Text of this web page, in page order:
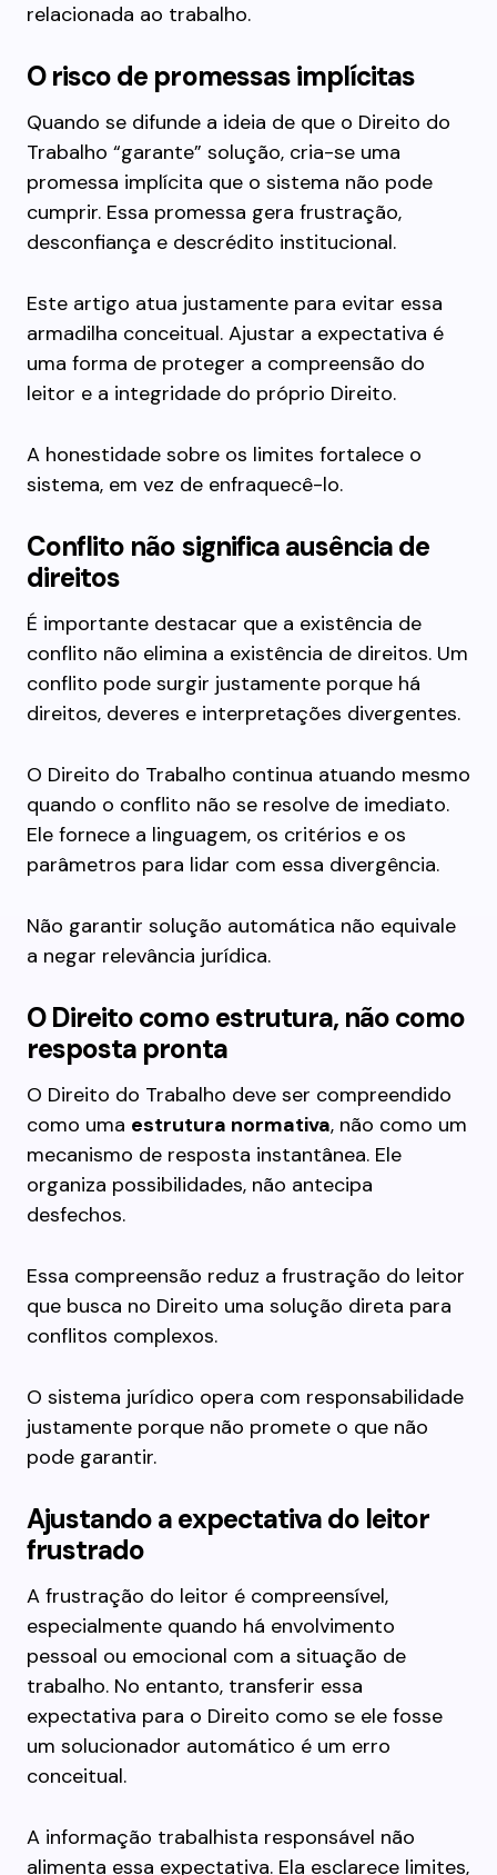
relacionada ao trabalho.
O risco de promessas implícitas
Quando se difunde a ideia de que o Direito do
Trabalho “garante” solução, cria-se uma
promessa implícita que o sistema não pode
cumprir. Essa promessa gera frustração,
desconfiança e descrédito institucional.
Este artigo atua justamente para evitar essa
armadilha conceitual. Ajustar a expectativa é
uma forma de proteger a compreensão do
leitor e a integridade do próprio Direito.
A honestidade sobre os limites fortalece o
sistema, em vez de enfraquecê-lo.
Conflito não significa ausência de
direitos
É importante destacar que a existência de
conflito não elimina a existência de direitos. Um
conflito pode surgir justamente porque há
direitos, deveres e interpretações divergentes.
O Direito do Trabalho continua atuando mesmo
quando o conflito não se resolve de imediato.
Ele fornece a linguagem, os critérios e os
parâmetros para lidar com essa divergência.
Não garantir solução automática não equivale
a negar relevância jurídica.
O Direito como estrutura, não como
resposta pronta
O Direito do Trabalho deve ser compreendido
como uma estrutura normativa, não como um
mecanismo de resposta instantânea. Ele
organiza possibilidades, não antecipa
desfechos.
Essa compreensão reduz a frustração do leitor
que busca no Direito uma solução direta para
conflitos complexos.
O sistema jurídico opera com responsabilidade
justamente porque não promete o que não
pode garantir.
Ajustando a expectativa do leitor
frustrado
A frustração do leitor é compreensível,
especialmente quando há envolvimento
pessoal ou emocional com a situação de
trabalho. No entanto, transferir essa
expectativa para o Direito como se ele fosse
um solucionador automático é um erro
conceitual.
A informação trabalhista responsável não
alimenta essa expectativa. Ela esclarece limites,